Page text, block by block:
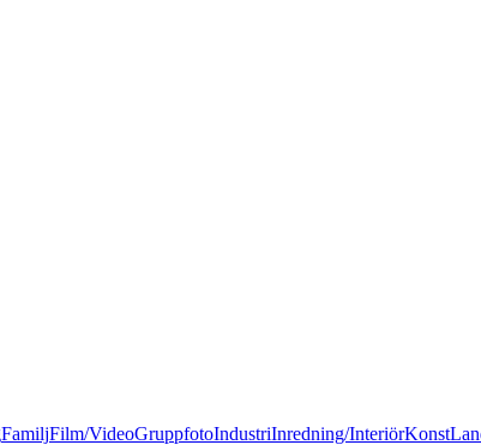
FamiljFilm/VideoGruppfotoIndustriInredning/InteriörKonst